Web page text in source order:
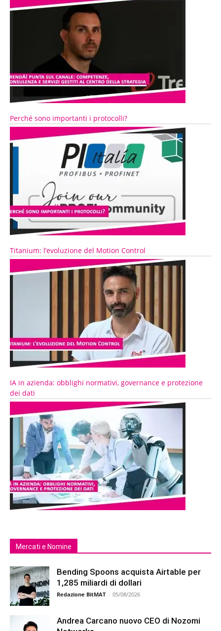
Perché sono importanti i protocolli?
Titanium: l’evoluzione del Motion Control
IA in azienda: obblighi normativi, governance e protezione
dei dati
Mercati e Nomine
Bending Spoons acquista Airtable per
1,285 miliardi di dollari
Redazione BitMAT - 05/08/2026
Andrea Carcano nuovo CEO di Nozomi